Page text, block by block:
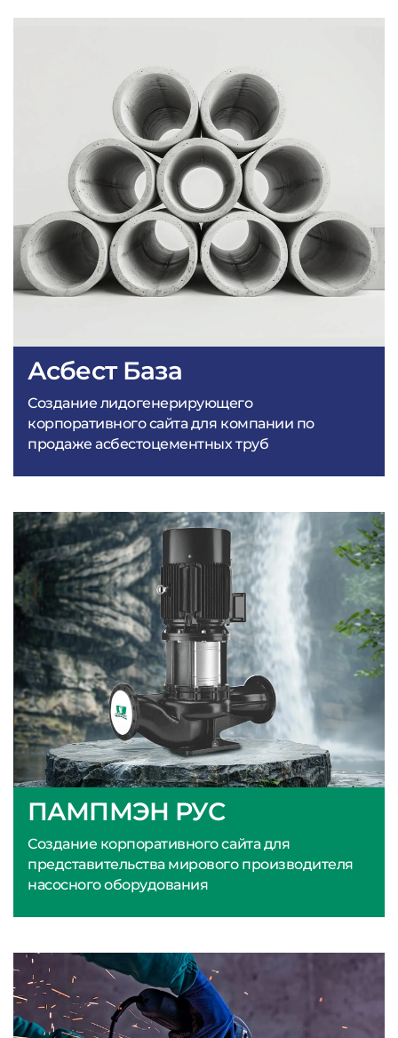
ПАМПМЭН РУС
Создание корпоративного сайта для
представительства мирового производителя
насосного оборудования
Асбест База
Создание лидогенерирующего
корпоративного сайта для компании по
продаже асбестоцементных труб